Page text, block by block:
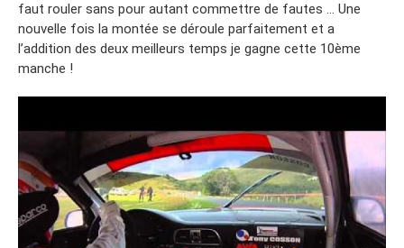
faut rouler sans pour autant commettre de fautes … Une
nouvelle fois la montée se déroule parfaitement et a
l’addition des deux meilleurs temps je gagne cette 10ème
manche !